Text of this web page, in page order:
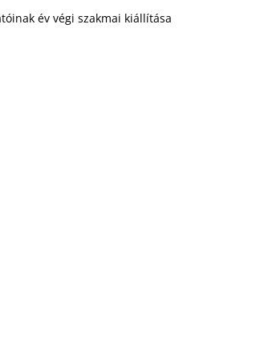
év végi szakmai kiállítása